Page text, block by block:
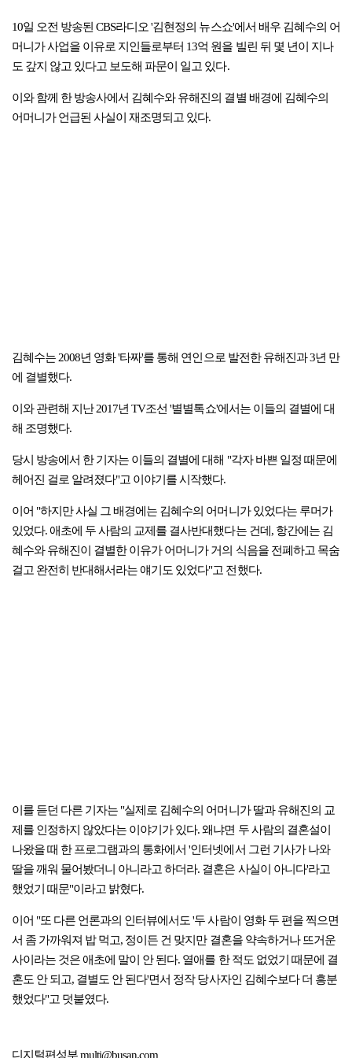
10일 오전 방송된 CBS라디오 '김현정의 뉴스쇼'에서 배우 김혜수의 어
머니가 사업을 이유로 지인들로부터 13억 원을 빌린 뒤 몇 년이 지나
도 갚지 않고 있다고 보도해 파문이 일고 있다.
이와 함께 한 방송사에서 김혜수와 유해진의 결별 배경에 김혜수의
어머니가 언급된 사실이 재조명되고 있다.
김혜수는 2008년 영화 '타짜'를 통해 연인으로 발전한 유해진과 3년 만
에 결별했다.
이와 관련해 지난 2017년 TV조선 '별별톡쇼'에서는 이들의 결별에 대
해 조명했다.
당시 방송에서 한 기자는 이들의 결별에 대해 "각자 바쁜 일정 때문에
헤어진 걸로 알려졌다"고 이야기를 시작했다.
이어 "하지만 사실 그 배경에는 김혜수의 어머니가 있었다는 루머가
있었다. 애초에 두 사람의 교제를 결사반대했다는 건데, 항간에는 김
혜수와 유해진이 결별한 이유가 어머니가 거의 식음을 전폐하고 목숨
걸고 완전히 반대해서라는 얘기도 있었다"고 전했다.
이를 듣던 다른 기자는 "실제로 김혜수의 어머니가 딸과 유해진의 교
제를 인정하지 않았다는 이야기가 있다. 왜냐면 두 사람의 결혼설이
나왔을 때 한 프로그램과의 통화에서 '인터넷에서 그런 기사가 나와
딸을 깨워 물어봤더니 아니라고 하더라. 결혼은 사실이 아니다'라고
했었기 때문"이라고 밝혔다.
이어 "또 다른 언론과의 인터뷰에서도 '두 사람이 영화 두 편을 찍으면
서 좀 가까워져 밥 먹고, 정이든 건 맞지만 결혼을 약속하거나 뜨거운
사이라는 것은 애초에 말이 안 된다. 열애를 한 적도 없었기 때문에 결
혼도 안 되고, 결별도 안 된다'면서 정작 당사자인 김혜수보다 더 흥분
했었다"고 덧붙였다.